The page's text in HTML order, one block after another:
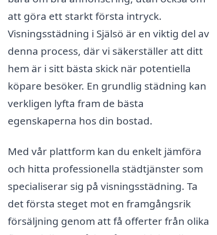
att göra ett starkt första intryck.
Visningsstädning i Själsö är en viktig del av
denna process, där vi säkerställer att ditt
hem är i sitt bästa skick när potentiella
köpare besöker. En grundlig städning kan
verkligen lyfta fram de bästa
egenskaperna hos din bostad.
Med vår plattform kan du enkelt jämföra
och hitta professionella städtjänster som
specialiserar sig på visningsstädning. Ta
det första steget mot en framgångsrik
försäljning genom att få offerter från olika